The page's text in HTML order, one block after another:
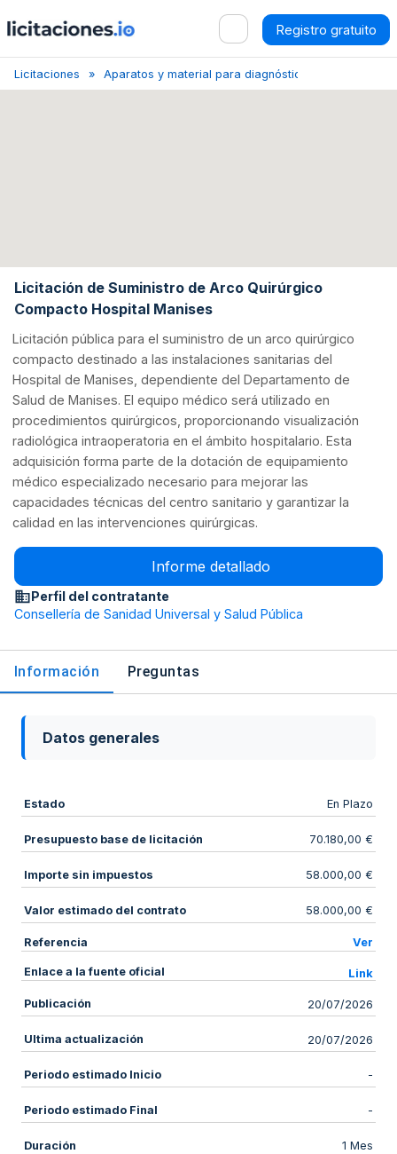
Registro gratuito
Licitaciones Aparatos y material para diagnóstico y
Licitación de Suministro de Arco Quirúrgico
Compacto Hospital Manises
Licitación pública para el suministro de un arco quirúrgico
compacto destinado a las instalaciones sanitarias del
Hospital de Manises, dependiente del Departamento de
Salud de Manises. El equipo médico será utilizado en
procedimientos quirúrgicos, proporcionando visualización
radiológica intraoperatoria en el ámbito hospitalario. Esta
adquisición forma parte de la dotación de equipamiento
médico especializado necesario para mejorar las
capacidades técnicas del centro sanitario y garantizar la
calidad en las intervenciones quirúrgicas.
Informe detallado
Perfil del contratante
Consellería de Sanidad Universal y Salud Pública
Información Preguntas
Datos generales
Estado En Plazo
Presupuesto base de licitación 70.180,00 €
Importe sin impuestos 58.000,00 €
Valor estimado del contrato 58.000,00 €
Referencia Ver
Enlace a la fuente oficial Link
Publicación 20/07/2026
Ultima actualización 20/07/2026
Periodo estimado Inicio -
Periodo estimado Final -
Duración 1 Mes